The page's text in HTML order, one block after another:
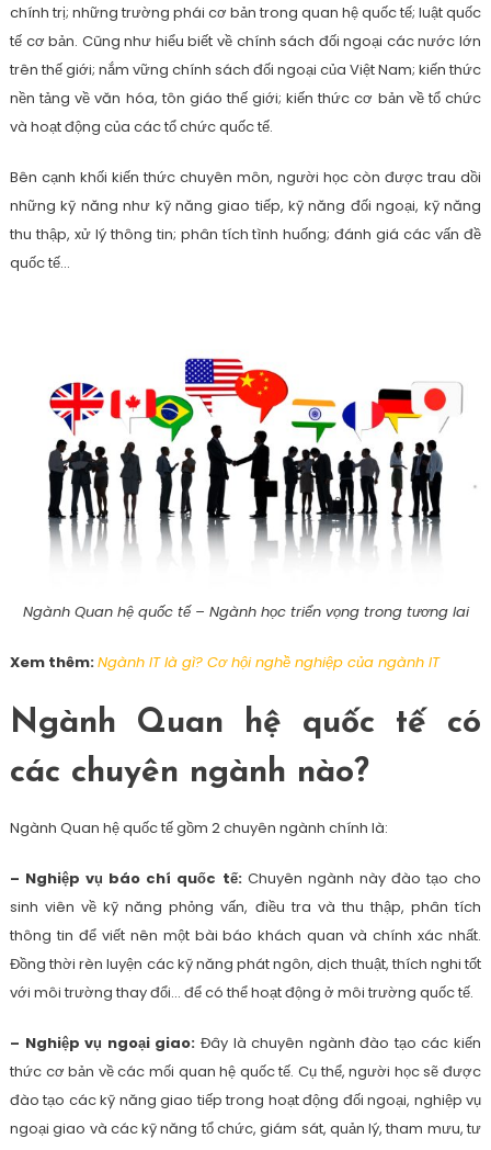
chính trị; những trường phái cơ bản trong quan hệ quốc tế; luật quốc
tế cơ bản. Cũng như hiểu biết về chính sách đối ngoại các nước lớn
trên thế giới; nắm vững chính sách đối ngoại của Việt Nam; kiến thức
nền tảng về văn hóa, tôn giáo thế giới; kiến thức cơ bản về tổ chức
và hoạt động của các tổ chức quốc tế.
Bên cạnh khối kiến thức chuyên môn, người học còn được trau dồi
những kỹ năng như kỹ năng giao tiếp, kỹ năng đối ngoại, kỹ năng
thu thập, xử lý thông tin; phân tích tình huống; đánh giá các vấn đề
quốc tế…
Ngành Quan hệ quốc tế – Ngành học triển vọng trong tương lai
Xem thêm:Ngành IT là gì? Cơ hội nghề nghiệp của ngành IT
Ngành Quan hệ quốc tế có
các chuyên ngành nào?
Ngành Quan hệ quốc tế gồm 2 chuyên ngành chính là:
– Nghiệp vụ báo chí quốc tế:Chuyên ngành này đào tạo cho
sinh viên về kỹ năng phỏng vấn, điều tra và thu thập, phân tích
thông tin để viết nên một bài báo khách quan và chính xác nhất.
Đồng thời rèn luyện các kỹ năng phát ngôn, dịch thuật, thích nghi tốt
với môi trường thay đổi… để có thể hoạt động ở môi trường quốc tế.
– Nghiệp vụ ngoại giao: Đây là chuyên ngành đào tạo các kiến
thức cơ bản về các mối quan hệ quốc tế. Cụ thể, người học sẽ được
đào tạo các kỹ năng giao tiếp trong hoạt động đối ngoại, nghiệp vụ
ngoại giao và các kỹ năng tổ chức, giám sát, quản lý, tham mưu, tư